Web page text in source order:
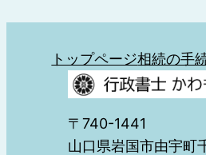
トップページ相続の手
〒740-1441
山口県岩国市由宇町